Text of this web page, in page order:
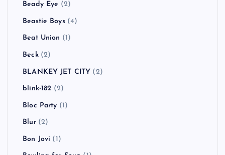
Beady Eye (2)
Beastie Boys(4)
Beat Union (1)
Beck(2)
BLANKEY JET CITY (2)
blink-182 (2)
Bloc Party (1)
Blur(2)
Bon Jovi (1)